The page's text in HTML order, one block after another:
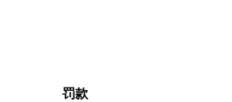
罚款